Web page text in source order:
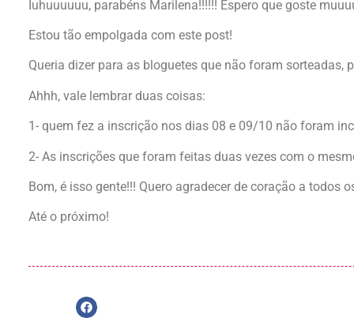
Iuhuuuuuu, parabéns Marilena!!!!!! Espero que goste
Estou tão empolgada com este post!
Queria dizer para as bloguetes que não foram
Ahhh, vale lembrar duas coisas:
1- quem fez a inscrição nos dias 08 e 09/10 não foram
2- As inscrições que foram feitas duas vezes com o
Bom, é isso gente!!! Quero agradecer de coração a
Até o próximo!